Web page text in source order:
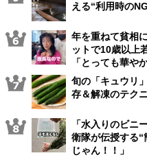
える“利用時の
年を重ねて貧相
ットで10歳以上
「とっても華やか
旬の「キュウリ
存＆解凍のテク
「水入りのビ
衛隊が伝授する“
じゃん！！」